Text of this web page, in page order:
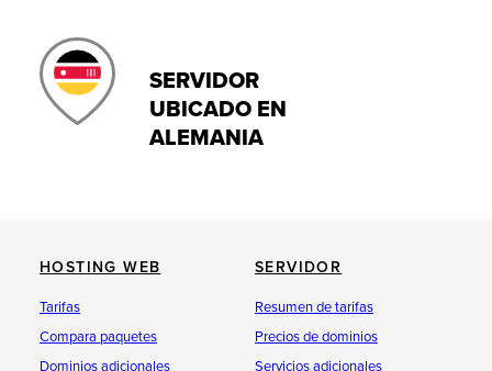
SERVIDOR
UBICADO EN
ALEMANIA
HOSTING WEB
Tarifas
Compara paquetes
Dominios adicionales
SERVIDOR
Resumen de tarifas
Precios de dominios
Servicios adicionales